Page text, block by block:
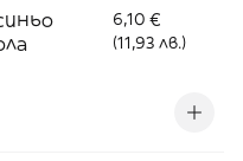
6,10 €
(11,93 лв.)